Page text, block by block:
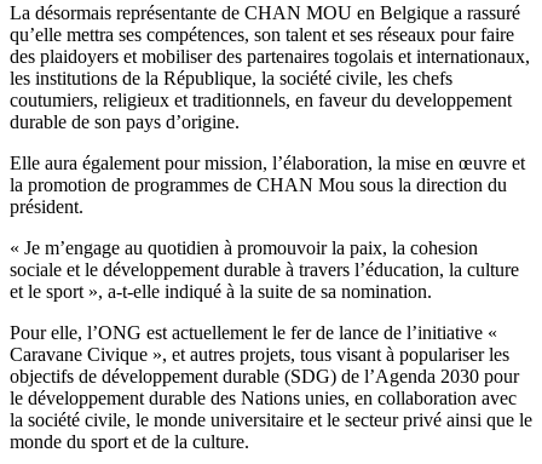
La désormais représentante de CHAN MOU en Belgique a rassuré
qu’elle mettra ses compétences, son talent et ses réseaux pour faire
des plaidoyers et mobiliser des partenaires togolais et internationaux,
les institutions de la République, la société civile, les chefs
coutumiers, religieux et traditionnels, en faveur du developpement
durable de son pays d’origine.
Elle aura également pour mission, l’élaboration, la mise en œuvre et
la promotion de programmes de CHAN Mou sous la direction du
président.
« Je m’engage au quotidien à promouvoir la paix, la cohesion
sociale et le développement durable à travers l’éducation, la culture
et le sport », a-t-elle indiqué à la suite de sa nomination.
Pour elle, l’ONG est actuellement le fer de lance de l’initiative «
Caravane Civique », et autres projets, tous visant à populariser les
objectifs de développement durable (SDG) de l’Agenda 2030 pour
le développement durable des Nations unies, en collaboration avec
la société civile, le monde universitaire et le secteur privé ainsi que le
monde du sport et de la culture.